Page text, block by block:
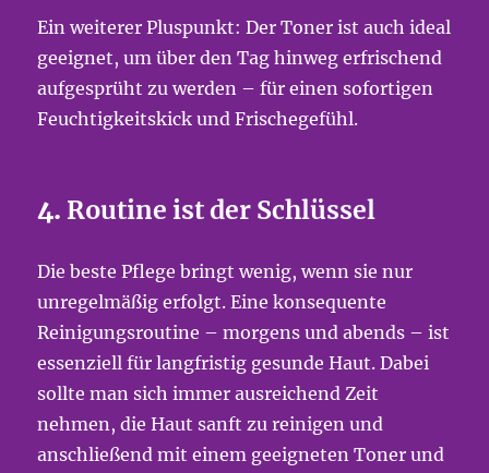
Ein weiterer Pluspunkt: Der Toner ist auch ideal
geeignet, um über den Tag hinweg erfrischend
aufgesprüht zu werden – für einen sofortigen
Feuchtigkeitskick und Frischegefühl.
4.Routine ist der Schlüssel
Die beste Pflege bringt wenig, wenn sie nur
unregelmäßig erfolgt. Eine konsequente
Reinigungsroutine – morgens und abends – ist
essenziell für langfristig gesunde Haut. Dabei
sollte man sich immer ausreichend Zeit
nehmen, die Haut sanft zu reinigen und
anschließend mit einem geeigneten Toner und